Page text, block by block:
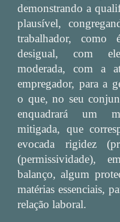
demonstrando a
plausível,
trabalhador, como
desigual, com
moderada, com a
empregador, para a
o que, no seu
enquadrará um
mitigada, que
evocada rigidez
(permissividade),
balanço, algum
matérias essenciais,
relação laboral.